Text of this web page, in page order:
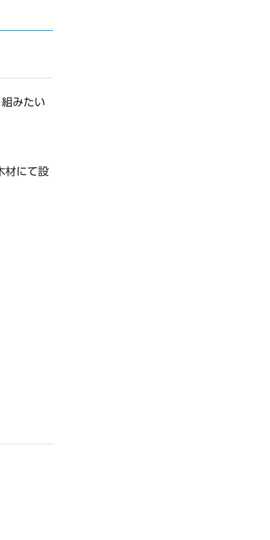
みたい
材にて設